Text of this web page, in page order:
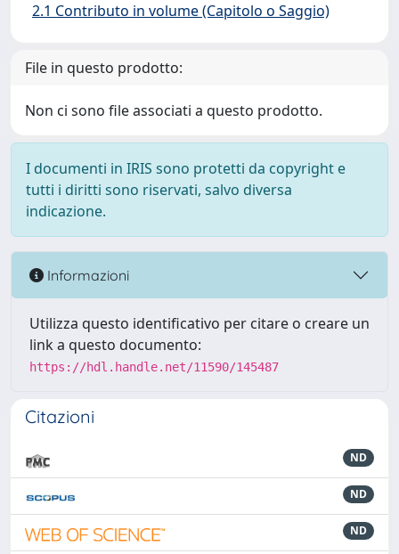
2.1 Contributo in volume (Capitolo o Saggio)
File in questo prodotto:
Non ci sono file associati a questo prodotto.
I documenti in IRIS sono protetti da copyright e
tutti i diritti sono riservati, salvo diversa
indicazione.
Informazioni
Utilizza questo identificativo per citare o creare un
link a questo documento:
https://hdl.handle.net/11590/145487
Citazioni
ND
ND
ND